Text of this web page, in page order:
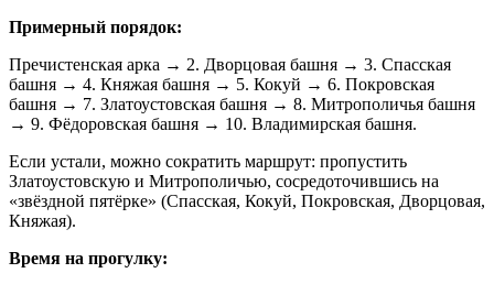
Примерный порядок:
Пречистенская арка → 2. Дворцовая башня → 3. Спасская
башня → 4. Княжая башня → 5. Кокуй → 6. Покровская
башня → 7. Златоустовская башня → 8. Митрополичья башня
→ 9. Фёдоровская башня → 10. Владимирская башня.
Если устали, можно сократить маршрут: пропустить
Златоустовскую и Митрополичью, сосредоточившись на
«звёздной пятёрке» (Спасская, Кокуй, Покровская, Дворцовая,
Княжая).
Время на прогулку: